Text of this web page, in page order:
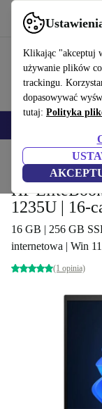
Klikając "akceptuj
używanie plików
trackingu.
dopasowywać
tutaj: Polityka
Korzystaj z
Produkty
HP
1235U | 16-
16 GB | 256 GB
internetowa | Win
(1 opinia)